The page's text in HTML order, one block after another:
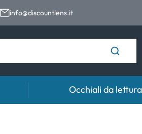
info@discountlens.it
Occhiali da lettura